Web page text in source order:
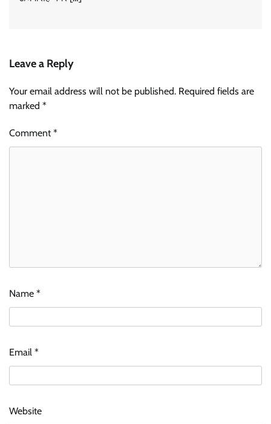
Leave a Reply
Your email address will not be published. Required fields are
marked *
Comment*
Name *
Email *
Website